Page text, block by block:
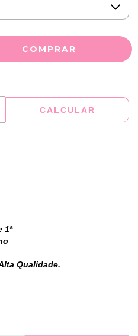
CALCULAR
1ª
Qualidade.